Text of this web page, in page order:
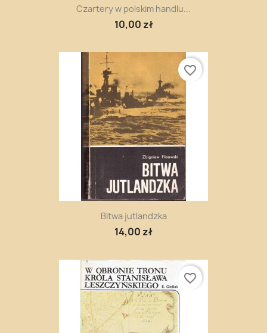
Czartery w polskim handlu...
10,00 zł
Bitwa jutlandzka
14,00 zł
favorite_border
favorite_border